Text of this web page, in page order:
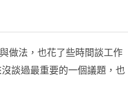
做法，也花了些時間談工作
談過最重要的一個議題，也